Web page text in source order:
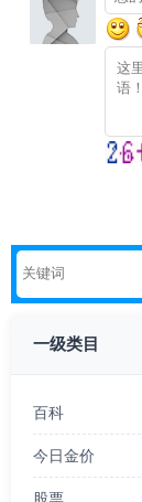
一级类目
百科
今日金价